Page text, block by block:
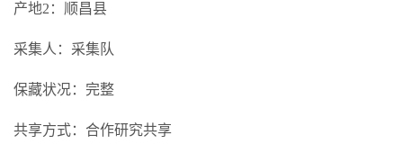
产地2：顺昌县
采集人：采集队
保藏状况：完整
共享方式：合作研究共享